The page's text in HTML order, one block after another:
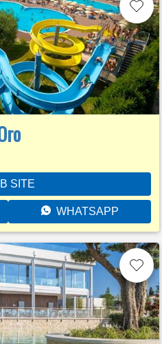
SITE
WHATSAPP